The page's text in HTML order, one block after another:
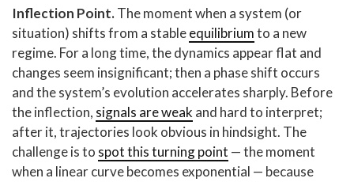
Inflection Point.The moment when a system (or
situation) shifts from a stableequilibriumto a new
regime. For a long time, the dynamics appear flat and
changes seem insignificant; then a phase shift occurs
and the system’s evolution accelerates sharply. Before
the inflection, signals are weak and hard to interpret;
after it, trajectories look obvious in hindsight. The
challenge is to spot this turning point — the moment
when a linear curve becomes exponential — because